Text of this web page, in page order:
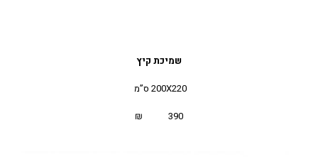
שמיכת קיץ
200X220 ס”מ
390 ₪